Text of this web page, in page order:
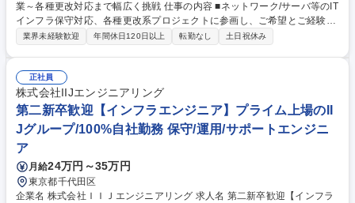
業～各種更改対応まで幅広く挑戦 仕事の内容 ■ネットワーク/サーバ等のIT
インフラ保守対応、各種更改系プロジェクトに参画し、ご希望とご経験に
応じて段階的にお任せいたします。 ■対応いただく案件によっては、リモ
ーダーを目指す方、クラウド環境構築などの案件参画を狙う方、様々な方
が活躍中です。 ■同一評価制度により、中途採用からの昇級・昇格者が多
い会社です。 ■各種社内外での研修制度あり。静岡から京浜地区への通勤
も歓迎します。 募集職種 【インフラエンジニア/静岡・沼津】保守作業～
各種更改対応まで幅広く挑戦
業界未経験歓迎 年間休日120日以上 転勤なし 土日祝休み
正社員
株式会社IIJエンジニアリング
第二新卒歓迎【インフラエンジニア】プライム上場のII
Jグループ/100%自社勤務 保守/運用/サポートエンジニ
ア
月給24万円～35万円
東京都千代田区
企業名 株式会社ＩＩＪエンジニアリング 求人名 第二新卒歓迎【インフラ